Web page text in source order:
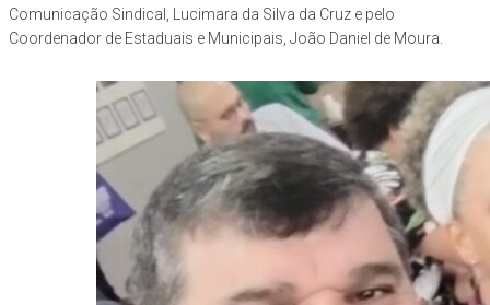
Comunicação Sindical, Lucimara da Silva da Cruz e pelo
Coordenador de Estaduais e Municipais, João Daniel de Moura.